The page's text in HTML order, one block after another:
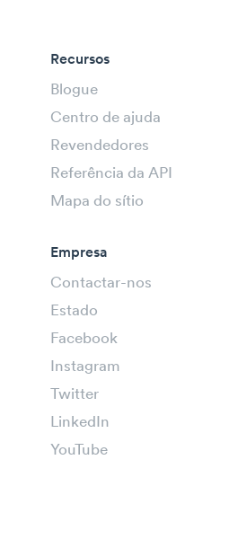
Recursos
Blogue
Centro de ajuda
Revendedores
Referência da API
Mapa do sítio
Empresa
Contactar-nos
Estado
Facebook
Instagram
Twitter
LinkedIn
YouTube